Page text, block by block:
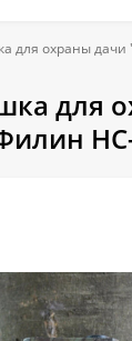
для охраны дачи
для